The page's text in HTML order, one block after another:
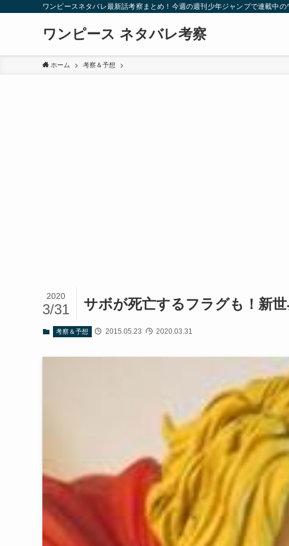
ワンピースネタバレ最新話考察まとめ！今週の週刊少年ジャンプで連載中
ワンピース ネタバレ考察
ホーム 考察＆予想
サボが死亡するフラグも！新
2020
3/31
考察＆予想 2015.05.23 2020.03.31